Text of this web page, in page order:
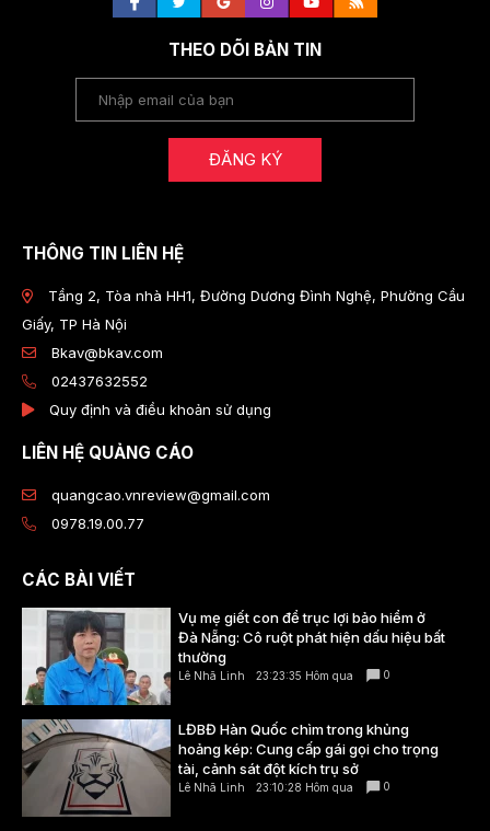
THEO DÕI BẢN TIN
ĐĂNG KÝ
THÔNG TIN LIÊN HỆ
Tầng 2, Tòa nhà HH1, Đường Dương Đình Nghệ, Phường Cầu
Giấy, TP Hà Nội
Bkav@bkav.com
02437632552
Quy định và điều khoản sử dụng
LIÊN HỆ QUẢNG CÁO
quangcao.vnreview@gmail.com
0978.19.00.77
CÁC BÀI VIẾT
Vụ mẹ giết con để trục lợi bảo hiểm ở
Đà Nẵng: Cô ruột phát hiện dấu hiệu bất
thường
Lê Nhã Linh 23:23:35 Hôm qua 0
LĐBĐ Hàn Quốc chìm trong khủng
hoảng kép: Cung cấp gái gọi cho trọng
tài, cảnh sát đột kích trụ sở
Lê Nhã Linh 23:10:28 Hôm qua 0